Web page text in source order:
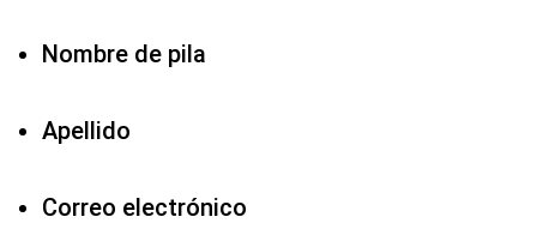
Nombre de pila
Apellido
Correo electrónico